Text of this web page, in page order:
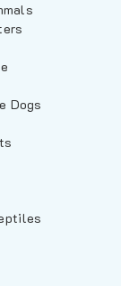
Dogs